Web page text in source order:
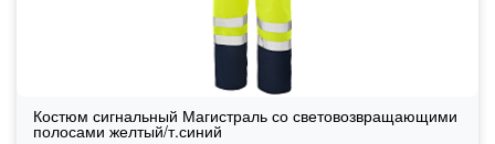
Костюм сигнальный Магистраль со световозвращающими
полосами желтый/т.синий